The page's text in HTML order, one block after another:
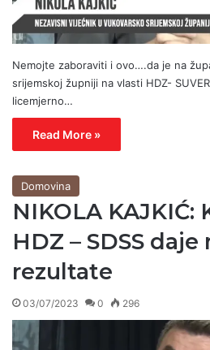
Nemojte zaboraviti i ovo….da je na
srijemskoj župniji na vlasti HDZ-
licemjerno…
Read More »
Domovina
NIKOLA KAJKIĆ:
HDZ – SDSS daje
rezultate
03/07/2023 0 296